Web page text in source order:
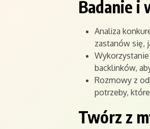
Badanie i
Analiza
zastanów się,
backlinków,
Rozmowy z
potrzeby,
Twórz z